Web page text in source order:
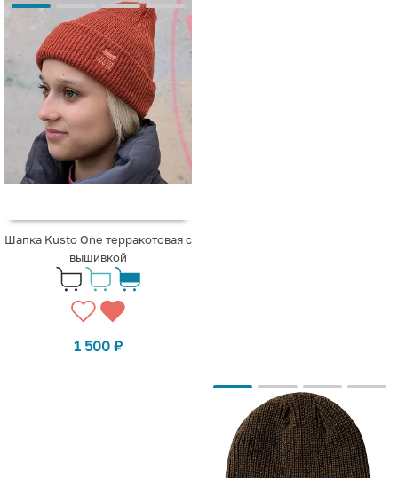
Шапка Kusto One терракотовая с
вышивкой
1 500 ₽